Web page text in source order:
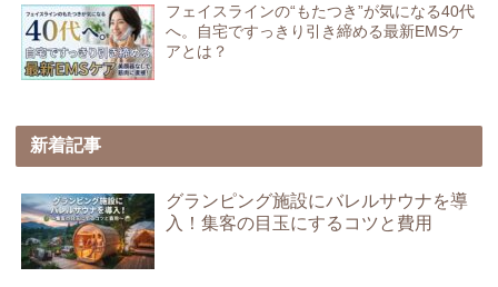
フェイスラインの“もたつき”が気になる40代
へ。自宅ですっきり引き締める最新EMSケ
アとは？
新着記事
グランピング施設にバレルサウナを導
入！集客の目玉にするコツと費用